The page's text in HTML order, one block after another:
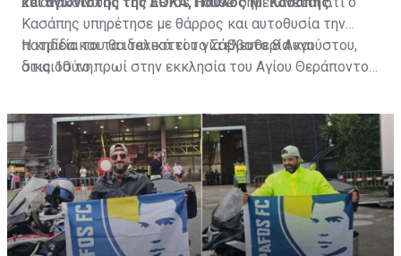
Κασάπης υπηρέτησε με θάρρος και αυτοθυσία την
πατρίδα και τα ιδανικά του για ελευθερία και
δικαιοσύνη.
Η κηδεία του θα τελεστεί το Σάββατο 8 Αυγούστου,
στις 10 το πρωί στην εκκλησία του Αγίου Θεράποντος
Πηγή: ΚΥΠΕ